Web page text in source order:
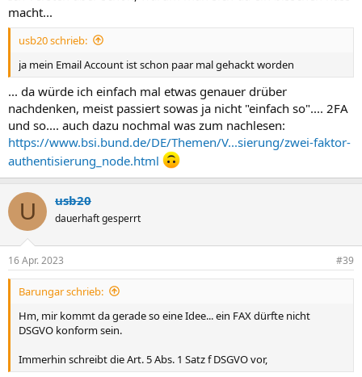
macht...
usb20 schrieb:
ja mein Email Account ist schon paar mal gehackt worden
... da würde ich einfach mal etwas genauer drüber
nachdenken, meist passiert sowas ja nicht "einfach so".... 2FA
und so.... auch dazu nochmal was zum nachlesen:
https://www.bsi.bund.de/DE/Themen/V...sierung/zwei-faktor-
authentisierung_node.html
U usb20
dauerhaft gesperrt
16 Apr. 2023 #39
Barungar schrieb:
Hm, mir kommt da gerade so eine Idee... ein FAX dürfte nicht
DSGVO konform sein.
Immerhin schreibt die Art. 5 Abs. 1 Satz f DSGVO vor,